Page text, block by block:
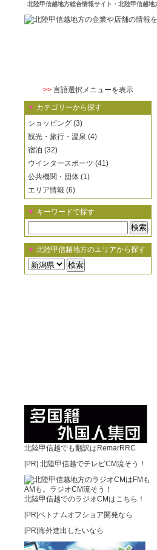
北陸甲信越地方総合情報サイト・北陸甲信越
>>言語選択メニューを表示
▼ カテゴリーから探す
ショッピング (3)
観光・旅行・温泉 (4)
宿泊 (32)
ウインタースポーツ (41)
公共機関・団体 (1)
エリア情報 (6)
▼ キーワードで探す
▼ 北陸甲信越地方のエリアから探す
北陸甲信越でも翻訳はRemarRRC
[PR] 北陸甲信越でテレビCM流そう！
北陸甲信越でのラジオCMはこちら！
[PR]ベトナムオフショア開発なら
[PR]海外進出したいなら